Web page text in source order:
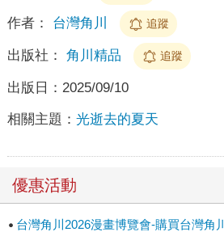
作者： 台灣角川 追蹤
出版社： 角川精品 追蹤
出版日： 2025/09/10
相關主題： 光逝去的夏天
優惠活動
台灣角川2026漫畫博覽會-購買台灣角